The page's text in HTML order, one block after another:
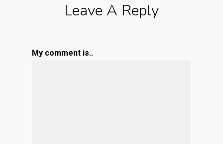
Leave A Reply
My comment is..